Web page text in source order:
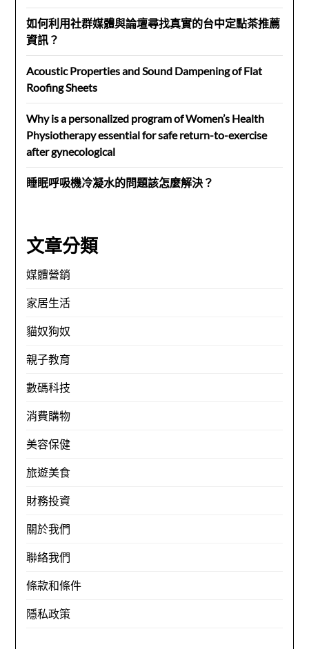
如何利用社群媒體與論壇尋找真實的台中定點茶推薦
資訊？
Acoustic Properties and Sound Dampening of Flat
Roofing Sheets
Why is a personalized program of Women’s Health
Physiotherapy essential for safe return-to-exercise
after gynecological
睡眠呼吸機冷凝水的問題該怎麼解決？
文章分類
媒體營銷
家居生活
貓奴狗奴
親子教育
數碼科技
消費購物
美容保健
旅遊美食
財務投資
關於我們
聯絡我們
條款和條件
隱私政策